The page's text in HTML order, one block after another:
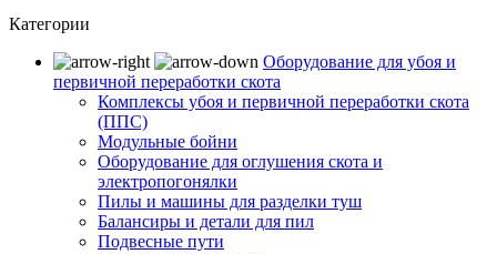
Категории
Оборудование для убоя и
первичной переработки скота
Комплексы убоя и первичной переработки скота
(ППС)
Модульные бойни
Оборудование для оглушения скота и
электропогонялки
Пилы и машины для разделки туш
Балансиры и детали для пил
Подвесные пути